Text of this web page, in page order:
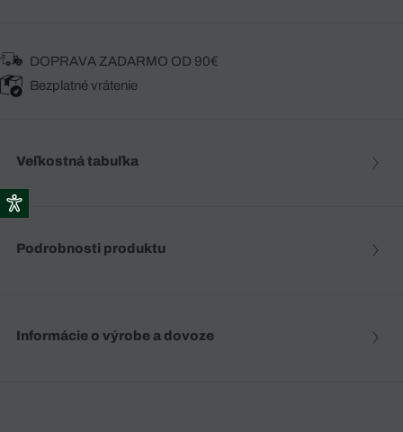
DOPRAVA ZADARMO OD 90€
Bezplatné vrátenie
Veľkostná tabuľka
Podrobnosti produktu
Informácie o výrobe a dovoze